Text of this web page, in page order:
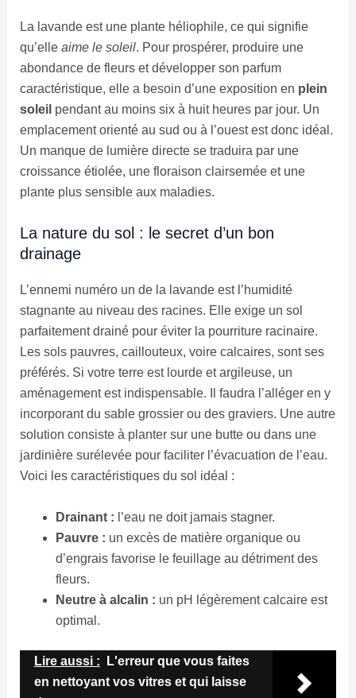
La lavande est une plante héliophile, ce qui signifie
qu’elle aime le soleil. Pour prospérer, produire une
abondance de fleurs et développer son parfum
caractéristique, elle a besoin d’une exposition en plein
soleil pendant au moins six à huit heures par jour. Un
emplacement orienté au sud ou à l’ouest est donc idéal.
Un manque de lumière directe se traduira par une
croissance étiolée, une floraison clairsemée et une
plante plus sensible aux maladies.
La nature du sol : le secret d’un bon
drainage
L’ennemi numéro un de la lavande est l’humidité
stagnante au niveau des racines. Elle exige un sol
parfaitement drainé pour éviter la pourriture racinaire.
Les sols pauvres, caillouteux, voire calcaires, sont ses
préférés. Si votre terre est lourde et argileuse, un
aménagement est indispensable. Il faudra l’alléger en y
incorporant du sable grossier ou des graviers. Une autre
solution consiste à planter sur une butte ou dans une
jardinière surélevée pour faciliter l’évacuation de l’eau.
Voici les caractéristiques du sol idéal :
Drainant : l’eau ne doit jamais stagner.
Pauvre : un excès de matière organique ou
d’engrais favorise le feuillage au détriment des
fleurs.
Neutre à alcalin : un pH légèrement calcaire est
optimal.
Lire aussi :
L'erreur que vous faites
en nettoyant vos vitres et qui laisse